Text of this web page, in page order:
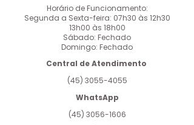
Horário de Funcionamento:
Segunda a Sexta-feira: 07h30 às 12h30
13h00 às 18h00
Sábado: Fechado
Domingo: Fechado
Central de Atendimento
(45) 3055-4055
WhatsApp
(45) 3056-1606